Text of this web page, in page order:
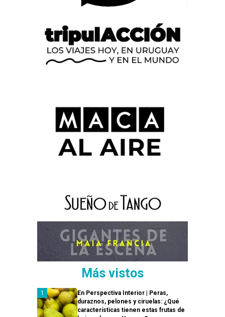
Más vistos
En Perspectiva Interior | Peras,
duraznos, pelones y ciruelas: ¿Qué
características tienen estas frutas de